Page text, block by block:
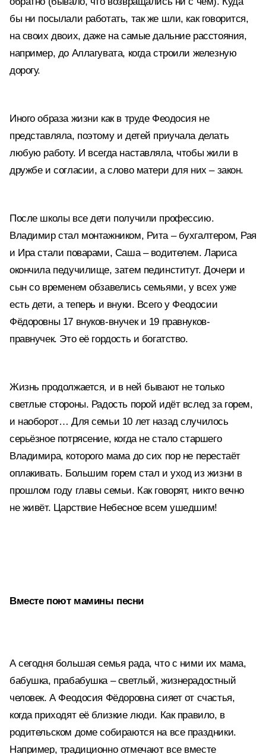
бы ни посылали работать, так же шли, как говорится,
на своих двоих, даже на самые дальние расстояния,
например, до Аллагувата, когда строили железную
дорогу.
Иного образа жизни как в труде Феодосия не
представляла, поэтому и детей приучала делать
любую работу. И всегда наставляла, чтобы жили в
дружбе и согласии, а слово матери для них – закон.
После школы все дети получили профессию.
Владимир стал монтажником, Рита – бухгалтером, Рая
и Ира стали поварами, Саша – водителем. Лариса
окончила педучилище, затем пединститут. Дочери и
сын со временем обзавелись семьями, у всех уже
есть дети, а теперь и внуки. Всего у Феодосии
Фёдоровны 17 внуков-внучек и 19 правнуков-
правнучек. Это её гордость и богатство.
Жизнь продолжается, и в ней бывают не только
светлые стороны. Радость порой идёт вслед за горем,
и наоборот… Для семьи 10 лет назад случилось
серьёзное потрясение, когда не стало старшего
Владимира, которого мама до сих пор не перестаёт
оплакивать. Большим горем стал и уход из жизни в
прошлом году главы семьи. Как говорят, никто вечно
не живёт. Царствие Небесное всем ушедшим!
Вместе поют мамины песни
А сегодня большая семья рада, что с ними их мама,
бабушка, прабабушка – светлый, жизнерадостный
человек. А Феодосия Фёдоровна сияет от счастья,
когда приходят её близкие люди. Как правило, в
родительском доме собираются на все праздники.
Например, традиционно отмечают все вместе